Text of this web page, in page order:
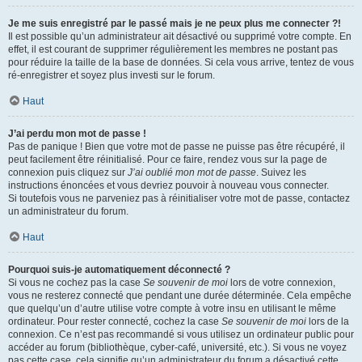
Je me suis enregistré par le passé mais je ne peux plus me connecter ?!
Il est possible qu’un administrateur ait désactivé ou supprimé votre compte. En
effet, il est courant de supprimer régulièrement les membres ne postant pas
pour réduire la taille de la base de données. Si cela vous arrive, tentez de vous
ré-enregistrer et soyez plus investi sur le forum.
Haut
J’ai perdu mon mot de passe !
Pas de panique ! Bien que votre mot de passe ne puisse pas être récupéré, il
peut facilement être réinitialisé. Pour ce faire, rendez vous sur la page de
connexion puis cliquez sur J’ai oublié mon mot de passe. Suivez les
instructions énoncées et vous devriez pouvoir à nouveau vous connecter.
Si toutefois vous ne parveniez pas à réinitialiser votre mot de passe, contactez
un administrateur du forum.
Haut
Pourquoi suis-je automatiquement déconnecté ?
Si vous ne cochez pas la case Se souvenir de moi lors de votre connexion,
vous ne resterez connecté que pendant une durée déterminée. Cela empêche
que quelqu’un d’autre utilise votre compte à votre insu en utilisant le même
ordinateur. Pour rester connecté, cochez la case Se souvenir de moi lors de la
connexion. Ce n’est pas recommandé si vous utilisez un ordinateur public pour
accéder au forum (bibliothèque, cyber-café, université, etc.). Si vous ne voyez